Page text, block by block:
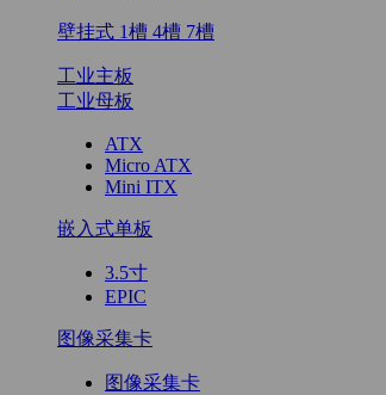
壁挂式 1槽 4槽 7槽
工业主板
工业母板
ATX
Micro ATX
Mini ITX
嵌入式单板
3.5寸
EPIC
图像采集卡
图像采集卡